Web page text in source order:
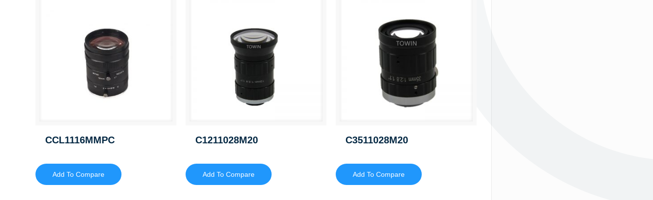
CCL1116MMPC
Add To Compare
C1211028M20
Add To Compare
C3511028M20
Add To Compare